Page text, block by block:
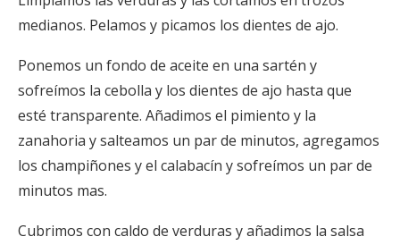
medianos. Pelamos y picamos los dientes de ajo.
Ponemos un fondo de aceite en una sartén y
sofreímos la cebolla y los dientes de ajo hasta que
esté transparente. Añadimos el pimiento y la
zanahoria y salteamos un par de minutos, agregamos
los champiñones y el calabacín y sofreímos un par de
minutos mas.
Cubrimos con caldo de verduras y añadimos la salsa